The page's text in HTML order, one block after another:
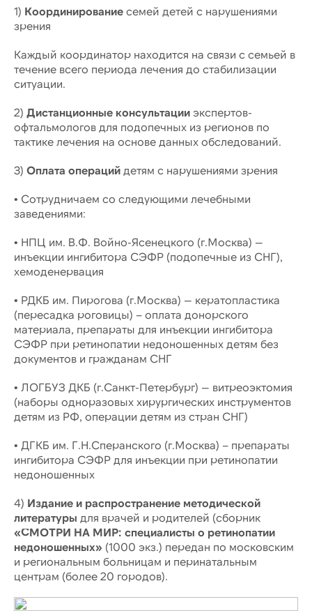
1) Координирование семей детей с нарушениями
зрения
Каждый координатор находится на связи с семьей в
течение всего периода лечения до стабилизации
ситуации.
2) Дистанционные консультации экспертов-
офтальмологов для подопечных из регионов по
тактике лечения на основе данных обследований.
3) Оплата операций детям с нарушениями зрения
• Сотрудничаем со следующими лечебными
заведениями:
• НПЦ им. В.Ф. Войно-Ясенецкого (г.Москва) —
инъекции ингибитора СЭФР (подопечные из СНГ),
хемоденервация
• РДКБ им. Пирогова (г.Москва) — кератопластика
(пересадка роговицы) – оплата донорского
материала, препараты для инъекции ингибитора
СЭФР при ретинопатии недоношенных детям без
документов и гражданам СНГ
• ЛОГБУЗ ДКБ (г.Санкт-Петербург) — витреоэктомия
(наборы одноразовых хирургических инструментов
детям из РФ, операции детям из стран СНГ)
• ДГКБ им. Г.Н.Сперанского (г.Москва) – препараты
ингибитора СЭФР для инъекции при ретинопатии
недоношенных
4) Издание и распространение методической
литературы для врачей и родителей (сборник
«СМОТРИ НА МИР: специалисты о ретинопатии
недоношенных» (1000 экз.) передан по московским
и региональным больницам и перинатальным
центрам (более 20 городов).